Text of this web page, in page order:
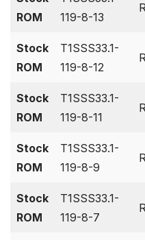
ROM
119-8-13
Stock
ROM
T1SSS33.1-
119-8-12
Stock
ROM
T1SSS33.1-
119-8-11
Stock
ROM
T1SSS33.1-
119-8-9
Stock
ROM
T1SSS33.1-
119-8-7